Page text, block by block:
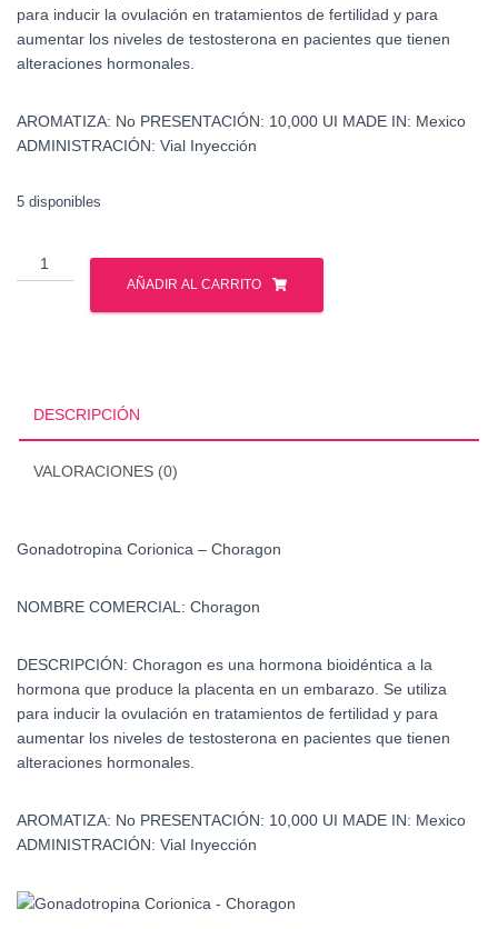
para inducir la ovulación en tratamientos de fertilidad y para
aumentar los niveles de testosterona en pacientes que tienen
alteraciones hormonales.
AROMATIZA: No PRESENTACIÓN: 10,000 UI MADE IN: Mexico
ADMINISTRACIÓN: Vial Inyección
5 disponibles
Gonadotropina
Corionica
AÑADIR AL CARRITO
DESCRIPCIÓN
VALORACIONES (0)
Gonadotropina Corionica – Choragon
NOMBRE COMERCIAL: Choragon
DESCRIPCIÓN: Choragon es una hormona bioidéntica a la
hormona que produce la placenta en un embarazo. Se utiliza
para inducir la ovulación en tratamientos de fertilidad y para
aumentar los niveles de testosterona en pacientes que tienen
alteraciones hormonales.
AROMATIZA: No PRESENTACIÓN: 10,000 UI MADE IN: Mexico
ADMINISTRACIÓN: Vial Inyección